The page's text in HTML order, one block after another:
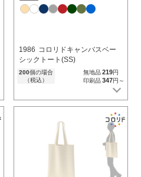
1986 コロリドキャンバスベー
シックトート(SS)
200個の場合
（税込）
無地品219円
印刷品347円～